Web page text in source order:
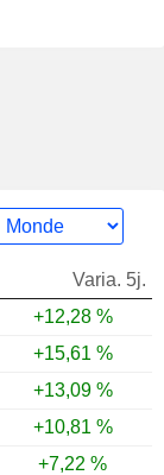
Varia. 5j.
+12,28 %
+15,61 %
+13,09 %
+10,81 %
+7,22 %